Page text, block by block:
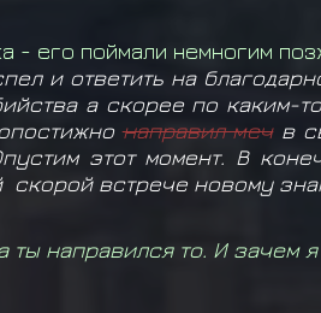
- его поймали немногим
и ответить на
а скорее по
направил мечв
этот момент. В
встрече новому
ты направился то. И зачем